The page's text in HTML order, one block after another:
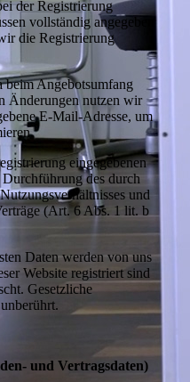
der Registrierung
vollständig angegeben
die Registrierung
Angebotsumfang
Änderungen nutzen wir
E-Mail-Adresse, um
eingegebenen
des durch
und
(Art. 6 Abs. 1 lit. b
Daten werden von uns
Website registriert sind
Gesetzliche
und Vertragsdaten)